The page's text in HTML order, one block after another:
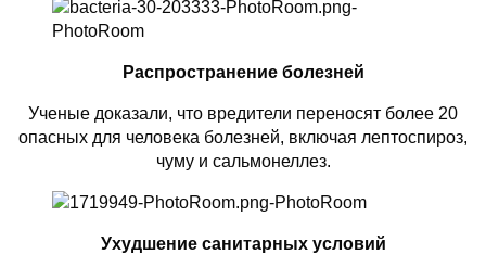
Распространение болезней
Ученые доказали, что вредители переносят более 20
опасных для человека болезней, включая лептоспироз,
чуму и сальмонеллез.
Ухудшение санитарных условий